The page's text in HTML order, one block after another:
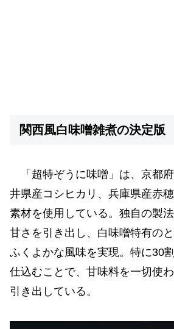
関西風白味噌雑煮の決定版
「超特ぞうに味噌」は、京都
井県産コシヒカリ、兵庫県産赤
素材を使用している。独自の製
甘さを引き出し、白味噌特有の
ふくよかな風味を実現。特に30
仕込むことで、甘味料を一切使
引き出している。